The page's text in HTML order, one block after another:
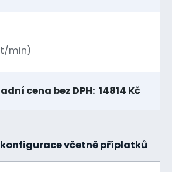
min)
cena bez DPH: 14814 Kč
včetně příplatků